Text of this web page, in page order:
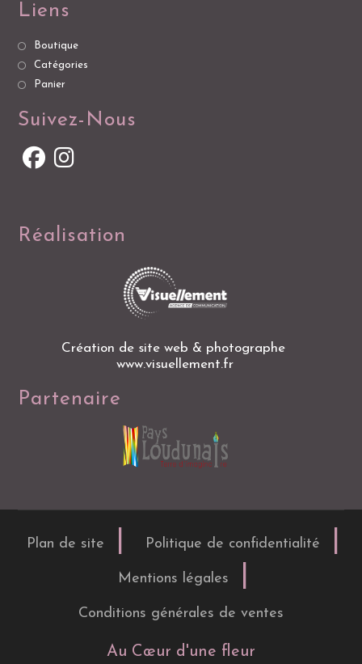
Liens
Boutique
Catégories
Panier
Suivez-Nous
Réalisation
Création de site web & photographe
www.visuellement.fr
Partenaire
Plan de site Politique de confidentialité
Mentions légales
Conditions générales de ventes
Au Cœur d'une fleur